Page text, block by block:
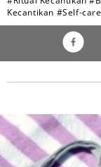
Kecantikan #Self-care